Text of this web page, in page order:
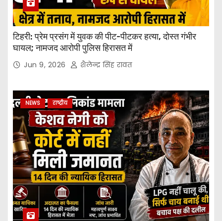
टिहरी: प्रेम प्रसंग में युवक की पीट-पीटकर हत्या, दोस्त गंभीर
घायल; नामजद आरोपी पुलिस हिरासत में
Jun 9, 2026 शैलेन्द्र सिंह रावत
NEWS राष्ट्रीय